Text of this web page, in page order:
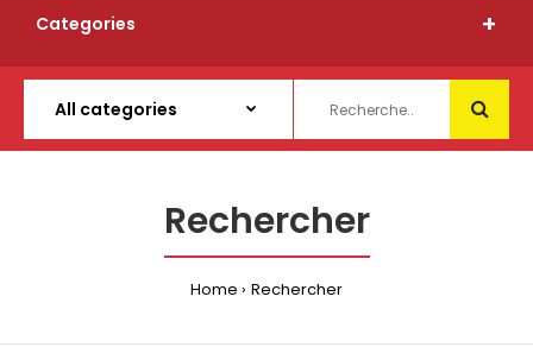
Categories
Rechercher
Home Rechercher